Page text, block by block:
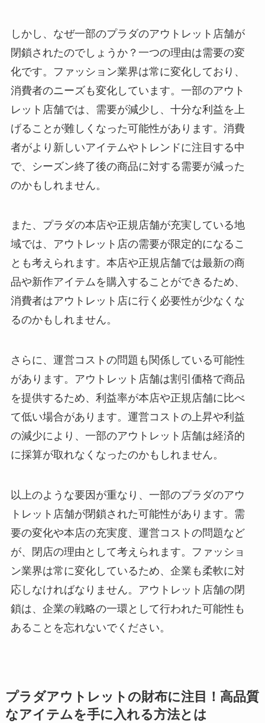
しかし、なぜ一部のプラダのアウトレット店舗が
閉鎖されたのでしょうか？一つの理由は需要の変
化です。ファッション業界は常に変化しており、
消費者のニーズも変化しています。一部のアウト
レット店舗では、需要が減少し、十分な利益を上
げることが難しくなった可能性があります。消費
者がより新しいアイテムやトレンドに注目する中
で、シーズン終了後の商品に対する需要が減った
のかもしれません。
また、プラダの本店や正規店舗が充実している地
域では、アウトレット店の需要が限定的になるこ
とも考えられます。本店や正規店舗では最新の商
品や新作アイテムを購入することができるため、
消費者はアウトレット店に行く必要性が少なくな
るのかもしれません。
さらに、運営コストの問題も関係している可能性
があります。アウトレット店舗は割引価格で商品
を提供するため、利益率が本店や正規店舗に比べ
て低い場合があります。運営コストの上昇や利益
の減少により、一部のアウトレット店舗は経済的
に採算が取れなくなったのかもしれません。
以上のような要因が重なり、一部のプラダのアウ
トレット店舗が閉鎖された可能性があります。需
要の変化や本店の充実度、運営コストの問題など
が、閉店の理由として考えられます。ファッショ
ン業界は常に変化しているため、企業も柔軟に対
応しなければなりません。アウトレット店舗の閉
鎖は、企業の戦略の一環として行われた可能性も
あることを忘れないでください。
プラダアウトレットの財布に注目！高品質
なアイテムを手に入れる方法とは